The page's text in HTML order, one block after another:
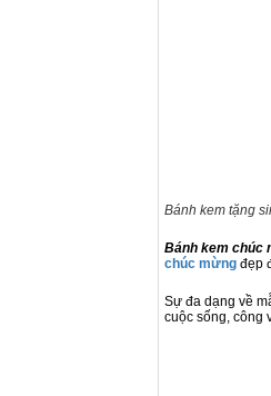
Bánh kem tặng
Bánh kem chúc
chúc mừng đẹp
Sự đa dạng về
cuộc sống, công